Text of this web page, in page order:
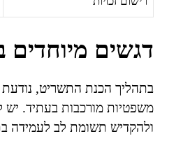
דגשים
בתהליך הכנת התשריט, נודעת
משפטיות מורכבות בעתיד.
ולהקדיש תשומת לב לעמידה